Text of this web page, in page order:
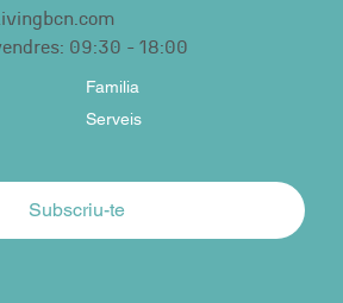
09:30 - 18:00
Serveis
Familia
Subscriu-te